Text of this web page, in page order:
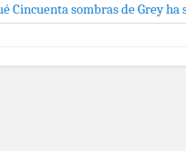
Cincuenta sombras de Grey ha